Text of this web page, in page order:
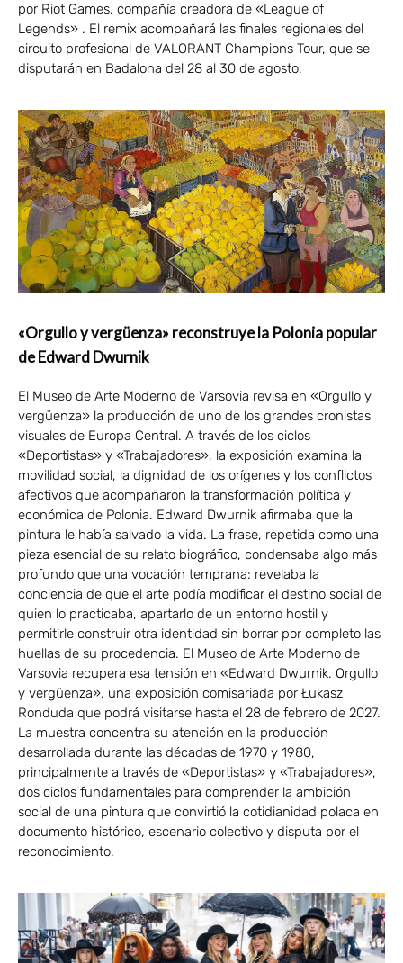
por Riot Games, compañía creadora de «League of
Legends» . El remix acompañará las finales regionales del
circuito profesional de VALORANT Champions Tour, que se
disputarán en Badalona del 28 al 30 de agosto.
«Orgullo y vergüenza» reconstruye la Polonia popular
de Edward Dwurnik
El Museo de Arte Moderno de Varsovia revisa en «Orgullo y
vergüenza» la producción de uno de los grandes cronistas
visuales de Europa Central. A través de los ciclos
«Deportistas» y «Trabajadores», la exposición examina la
movilidad social, la dignidad de los orígenes y los conflictos
afectivos que acompañaron la transformación política y
económica de Polonia. Edward Dwurnik afirmaba que la
pintura le había salvado la vida. La frase, repetida como una
pieza esencial de su relato biográfico, condensaba algo más
profundo que una vocación temprana: revelaba la
conciencia de que el arte podía modificar el destino social de
quien lo practicaba, apartarlo de un entorno hostil y
permitirle construir otra identidad sin borrar por completo las
huellas de su procedencia. El Museo de Arte Moderno de
Varsovia recupera esa tensión en «Edward Dwurnik. Orgullo
y vergüenza», una exposición comisariada por Łukasz
Ronduda que podrá visitarse hasta el 28 de febrero de 2027.
La muestra concentra su atención en la producción
desarrollada durante las décadas de 1970 y 1980,
principalmente a través de «Deportistas» y «Trabajadores»,
dos ciclos fundamentales para comprender la ambición
social de una pintura que convirtió la cotidianidad polaca en
documento histórico, escenario colectivo y disputa por el
reconocimiento.